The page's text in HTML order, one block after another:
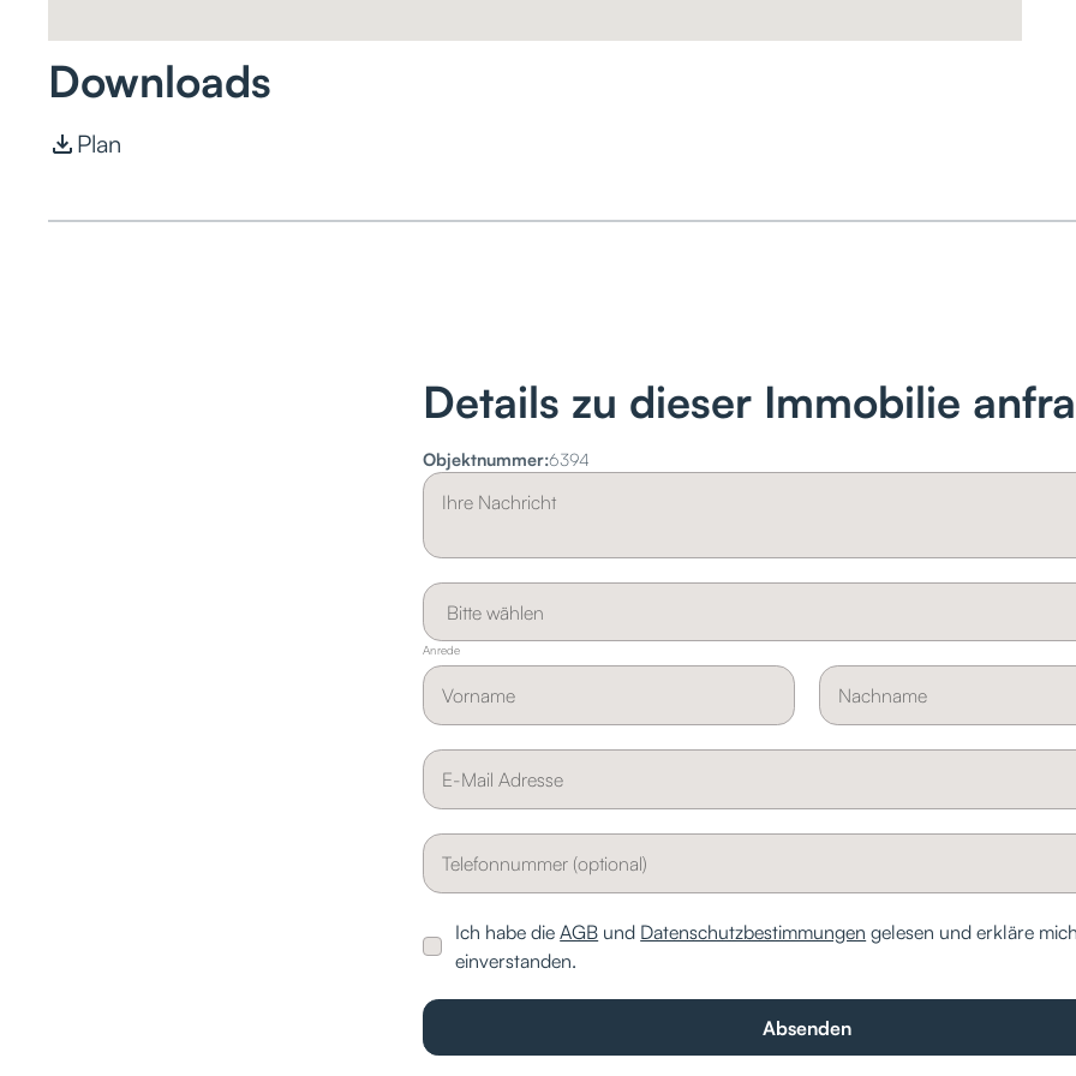
Downloads
Plan
Details zu dieser Immobilie
Objektnummer:6394
Anrede
Ich habe dieAGB und Datenschutzbestimmungen gelesen und erkläre
einverstanden.